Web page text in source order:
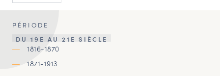
PÉRIODE
DU 19E AU 21E SIÈCLE
1816-1870
1871-1913